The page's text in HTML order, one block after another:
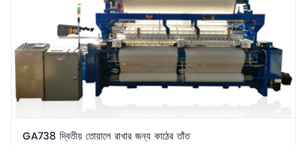
GA738 দ্বিতীয় তোয়ালে রাখার জন্য কাঠের তাঁত